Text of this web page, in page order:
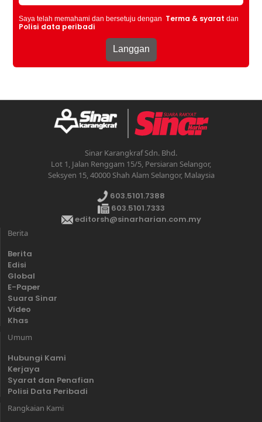
Saya telah memahami dan bersetuju dengan Terma & syarat dan
Polisi data peribadi
Sinar Karangkraf Sdn. Bhd.
Lot 1, Jalan Renggam 15/5, Persiaran Selangor,
Seksyen 15, 40000 Shah Alam Selangor, Malaysia
603.5101.7388
603.5101.7333
editorsh@sinarharian.com.my
Berita
Berita
Edisi
Global
E-Paper
Suara Sinar
Video
Khas
Umum
Hubungi Kami
Kerjaya
Syarat dan Penafian
Polisi Data Peribadi
Rangkaian Kami